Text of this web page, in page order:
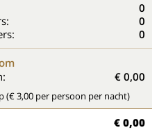
0
0
0
€ 0,00
(€ 3,00 per persoon per nacht)
€ 0,00